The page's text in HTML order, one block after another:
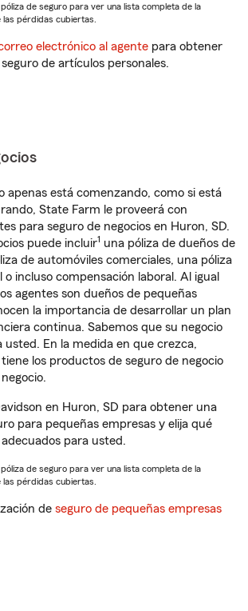
de seguro para ver una lista completa de la
pérdidas cubiertas.
electrónico al agente para obtener
de artículos personales.
apenas está comenzando, como si está
State Farm le proveerá con
para seguro de negocios en Huron, SD.
puede incluir1 una póliza de dueños de
de automóviles comerciales, una póliza
o incluso compensación laboral. Al igual
agentes son dueños de pequeñas
la importancia de desarrollar un plan
continua. Sabemos que su negocio
usted. En la medida en que crezca,
los productos de seguro de negocio
en Huron, SD para obtener una
para pequeñas empresas y elija qué
para usted.
de seguro para ver una lista completa de la
pérdidas cubiertas.
de seguro de pequeñas empresas